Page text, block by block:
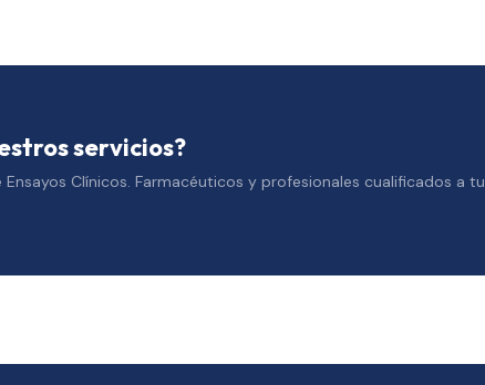
servicios?
Clínicos. Farmacéuticos y profesionales cualificados a tu